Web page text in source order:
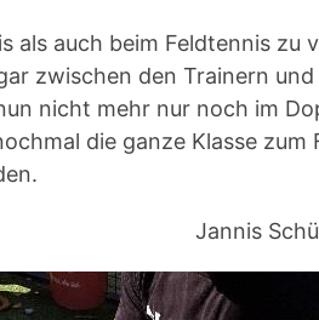
als auch beim Feldtennis zu
zwischen den Trainern
nicht mehr nur noch im
die ganze Klasse zum
Jannis